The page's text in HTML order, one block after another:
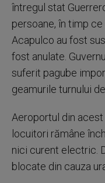
întregul stat
persoane, în timp
Acapulco au fost
fost anulate.
suferit pagube
geamurile turnului
Aeroportul din
locuitori rămâne
nici curent electric.
blocate din cauza